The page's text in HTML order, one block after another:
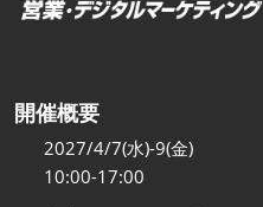
開催概要
2027/4/7(水)-9(金)
10:00-17:00